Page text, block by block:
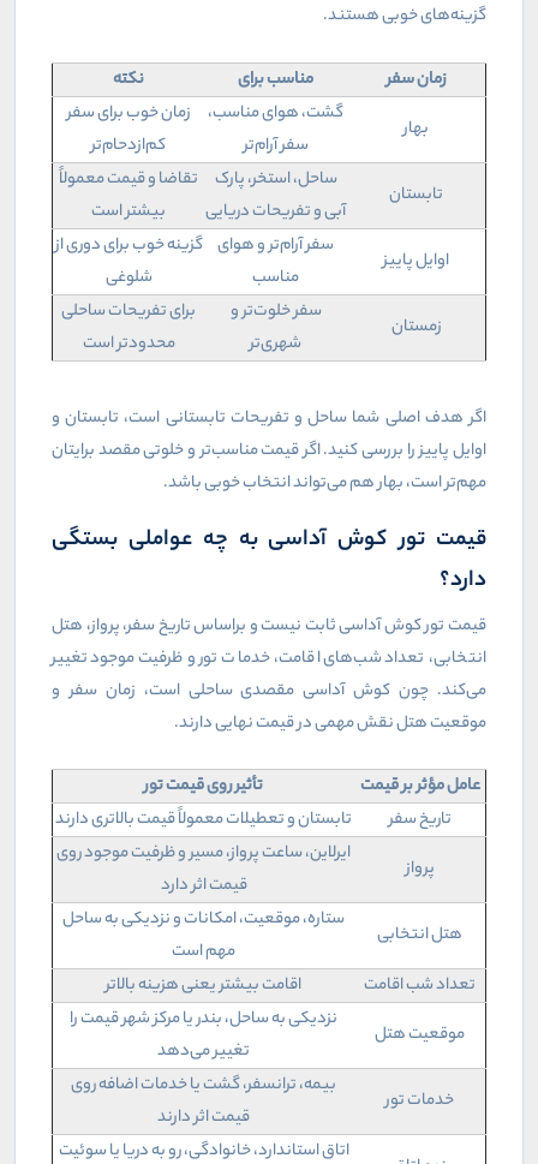
گزینه‌های خوبی هستند.
زمان سفر مناسب برای
نکته
بهار
گشت، هوای مناسب،
سفر آرام‌تر
زمان خوب برای سفر
کم‌ازدحام‌تر
تابستان
ساحل، استخر، پارک
آبی و تفریحات دریایی
تقاضا و قیمت معمولاً
بیشتر است
اوایل پاییز
سفر آرام‌تر و هوای
مناسب
گزینه خوب برای دوری از
شلوغی
زمستان
سفر خلوت‌تر و
شهری‌تر
برای تفریحات ساحلی
محدودتر است
اگر هدف اصلی شما ساحل و تفریحات تابستانی است، تابستان و
اوایل پاییز را بررسی کنید. اگر قیمت مناسب‌تر و خلوتی مقصد برایتان
مهم‌تر است، بهار هم می‌تواند انتخاب خوبی باشد.
قیمت تور کوش آداسی به چه عواملی بستگی
دارد؟
قیمت تور کوش آداسی ثابت نیست و براساس تاریخ سفر، پرواز، هتل
انتخابی، تعداد شب‌های اقامت، خدمات تور و ظرفیت موجود تغییر
می‌کند. چون کوش آداسی مقصدی ساحلی است، زمان سفر و
موقعیت هتل نقش مهمی در قیمت نهایی دارند.
عامل مؤثر بر قیمت
تأثیر روی قیمت تور
تاریخ سفر
تابستان و تعطیلات معمولاً قیمت بالاتری دارند
پرواز
ایرلاین، ساعت پرواز، مسیر و ظرفیت موجود روی
قیمت اثر دارد
هتل انتخابی
ستاره، موقعیت، امکانات و نزدیکی به ساحل
مهم است
تعداد شب اقامت
اقامت بیشتر یعنی هزینه بالاتر
موقعیت هتل
نزدیکی به ساحل، بندر یا مرکز شهر قیمت را
تغییر می‌دهد
خدمات تور
بیمه، ترانسفر، گشت یا خدمات اضافه روی
قیمت اثر دارند
اتاق استاندارد، خانوادگی، رو به دریا یا سوئیت